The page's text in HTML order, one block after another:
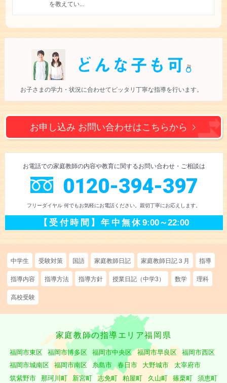
を教えてい...
お子さまの学力・状況に合わせて ピッタリ丁寧な指導を行います。
お申し込み お問い合わせはこちらから
お電話での家庭教師の内容や教育に関するお問い合わせ・ご相談は
0120-394-397
フリーダイヤル 何でもお気軽にお電話ください。親切丁寧にお応えします。
【受付時間】年中無休9:00～22:00
中学生 受験対策 国語 家庭教師日記 家庭教師日記３月 指導
指導内容 指導方法 指導方針 授業日記（中学3） 数学 理科
高校受験
家庭教師の指導エリア福岡県
福岡市東区 福岡市博多区 福岡市中央区 福岡市早良区
福岡市西区
福岡市城南区
福岡市南区 糸島市 春日市 大野城市
太宰府市
筑紫野市
那珂川町 新宮町 志免町 粕屋町 久山町 篠栗町
須恵町